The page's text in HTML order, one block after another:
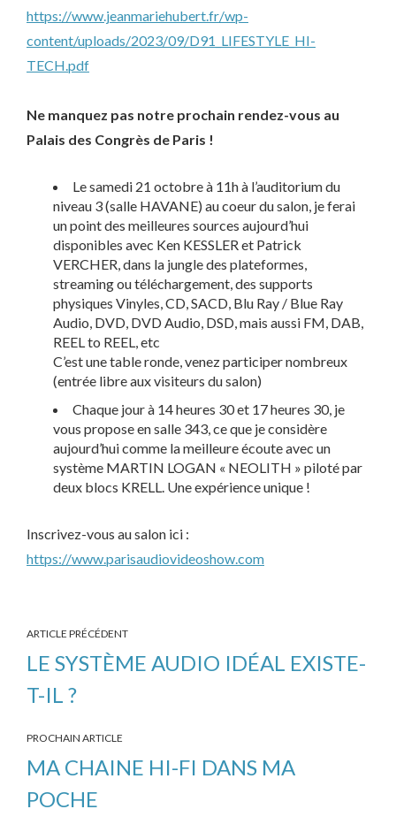
https://www.jeanmariehubert.fr/wp-
content/uploads/2023/09/D91_LIFESTYLE_HI-
TECH.pdf
Ne manquez pas notre prochain rendez-vous au
Palais des Congrès de Paris !
Le samedi 21 octobre à 11h à l’auditorium du
niveau 3 (salle HAVANE) au coeur du salon, je ferai
un point des meilleures sources aujourd’hui
disponibles avec Ken KESSLER et Patrick
VERCHER, dans la jungle des plateformes,
streaming ou téléchargement, des supports
physiques Vinyles, CD, SACD, Blu Ray / Blue Ray
Audio, DVD, DVD Audio, DSD, mais aussi FM, DAB,
REEL to REEL, etc
C’est une table ronde, venez participer nombreux
(entrée libre aux visiteurs du salon)
Chaque jour à 14 heures 30 et 17 heures 30, je
vous propose en salle 343, ce que je considère
aujourd’hui comme la meilleure écoute avec un
système MARTIN LOGAN « NEOLITH » piloté par
deux blocs KRELL. Une expérience unique !
Inscrivez-vous au salon ici :
https://www.parisaudiovideoshow.com
ARTICLE PRÉCÉDENT
LE SYSTÈME AUDIO IDÉAL EXISTE-
T-IL ?
PROCHAIN ARTICLE
MA CHAINE HI-FI DANS MA
POCHE